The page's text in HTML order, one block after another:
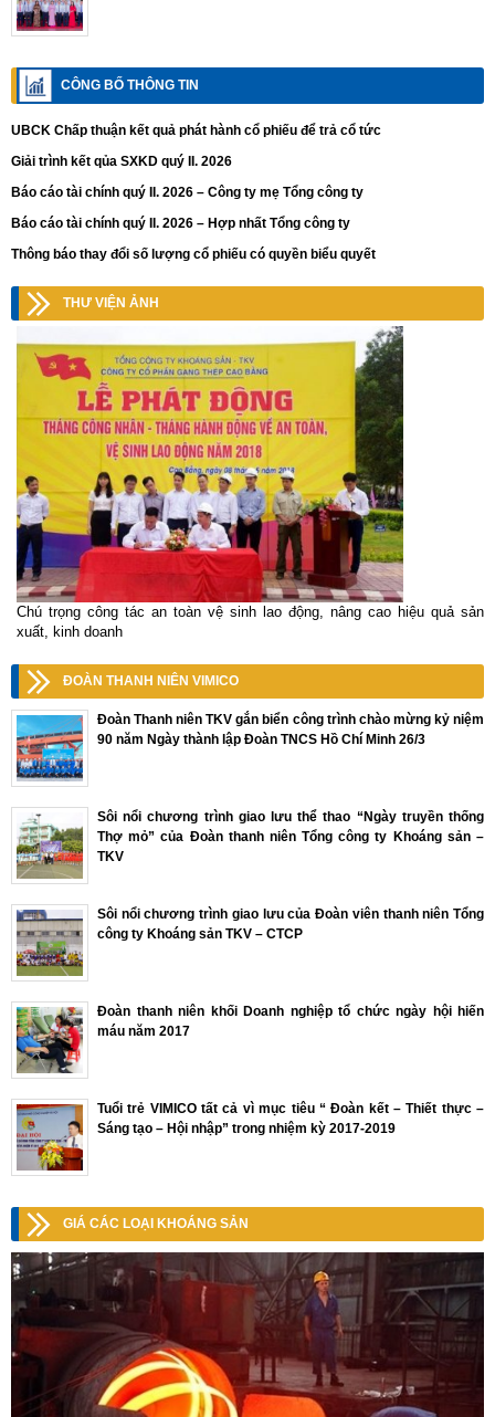
CÔNG BỐ THÔNG TIN
UBCK Chấp thuận kết quả phát hành cổ phiếu để trả cổ tức
Giải trình kết qủa SXKD quý II. 2026
Báo cáo tài chính quý II. 2026 – Công ty mẹ Tổng công ty
Báo cáo tài chính quý II. 2026 – Hợp nhất Tổng công ty
Thông báo thay đổi số lượng cổ phiếu có quyền biểu quyết
THƯ VIỆN ẢNH
Chú trọng công tác an toàn vệ sinh lao động, nâng cao hiệu quả sản
xuất, kinh doanh
ĐOÀN THANH NIÊN VIMICO
Đoàn Thanh niên TKV gắn biển công trình chào mừng kỷ niệm
90 năm Ngày thành lập Đoàn TNCS Hồ Chí Minh 26/3
Sôi nổi chương trình giao lưu thể thao “Ngày truyền thống
Thợ mỏ” của Đoàn thanh niên Tổng công ty Khoáng sản –
TKV
Sôi nổi chương trình giao lưu của Đoàn viên thanh niên Tổng
công ty Khoáng sản TKV – CTCP
Đoàn thanh niên khối Doanh nghiệp tổ chức ngày hội hiến
máu năm 2017
Tuổi trẻ VIMICO tất cả vì mục tiêu “ Đoàn kết – Thiết thực –
Sáng tạo – Hội nhập” trong nhiệm kỳ 2017-2019
GIÁ CÁC LOẠI KHOÁNG SẢN